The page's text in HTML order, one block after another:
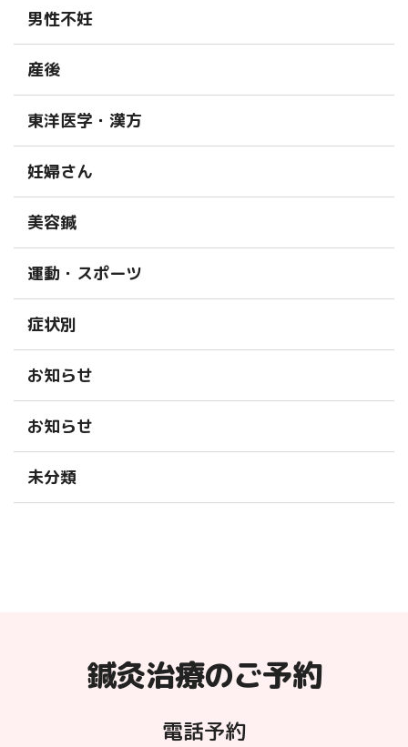
男性不妊
産後
東洋医学・漢方
妊婦さん
美容鍼
運動・スポーツ
症状別
お知らせ
お知らせ
未分類
鍼灸治療のご予約
電話予約